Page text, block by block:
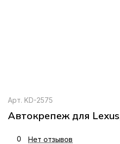
Арт. KD-2575
Автокрепеж для
0 Нет отзывов